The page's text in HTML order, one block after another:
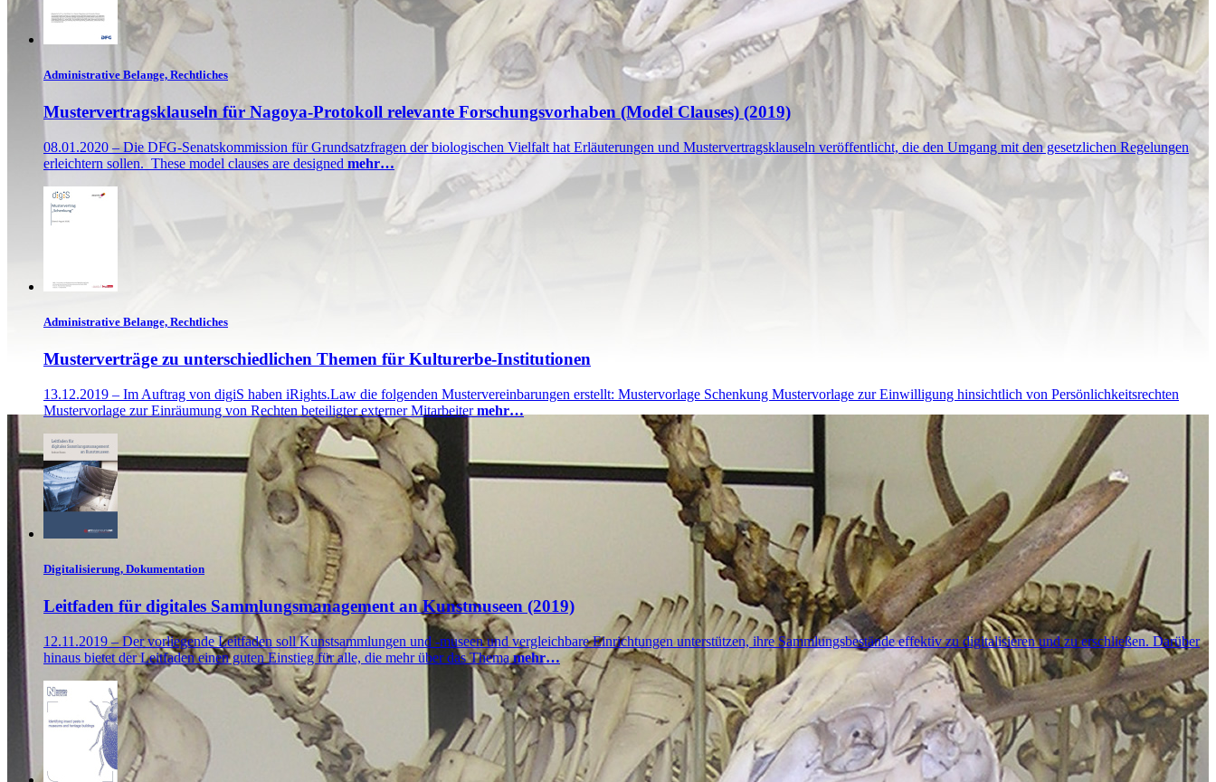
Administrative Belange, Rechtliches
Mustervertragsklauseln für Nagoya-Protokoll relevante Forschungsvorhaben (Model Clauses) (2019)
08.01.2020 – Die DFG-Senatskommission für Grundsatzfragen der biologischen Vielfalt hat Erläuterungen und Mustervertragsklauseln veröffentlicht, die den Umgang mit den gesetzlichen Regelungen
erleichtern sollen. These model clauses are designed mehr…
Administrative Belange, Rechtliches
Musterverträge zu unterschiedlichen Themen für Kulturerbe-Institutionen
13.12.2019 – Im Auftrag von digiS haben iRights.Law die folgenden Mustervereinbarungen erstellt: Mustervorlage Schenkung Mustervorlage zur Einwilligung hinsichtlich von Persönlichkeitsrechten
Mustervorlage zur Einräumung von Rechten beteiligter externer Mitarbeitermehr…
Digitalisierung, Dokumentation
Leitfaden für digitales Sammlungsmanagement an Kunstmuseen (2019)
12.11.2019 – Der vorliegende Leitfaden soll Kunstsammlungen und -museen und vergleichbare Einrichtungen unterstützen, ihre Sammlungsbestände effektiv zu digitalisieren und zu erschließen. Darüber
hinaus bietet der Leitfaden einen guten Einstieg für alle, die mehr über das Themamehr…